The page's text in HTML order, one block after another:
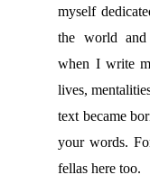
myself
the world and
when I write
lives,
text became
your words.
fellas here too.